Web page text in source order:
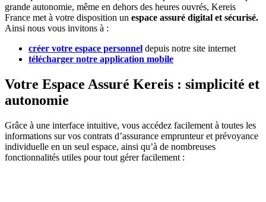
grande autonomie, même en dehors des heures ouvrés, Kereis
France met à votre disposition un espace assuré digital et sécurisé.
Ainsi nous vous invitons à :
créer votre espace personnel depuis notre site internet
télécharger notre application mobile
Votre Espace Assuré Kereis : simplicité et
autonomie
Grâce à une interface intuitive, vous accédez facilement à toutes les
informations sur vos contrats d’assurance emprunteur et prévoyance
individuelle en un seul espace, ainsi qu’à de nombreuses
fonctionnalités utiles pour tout gérer facilement :